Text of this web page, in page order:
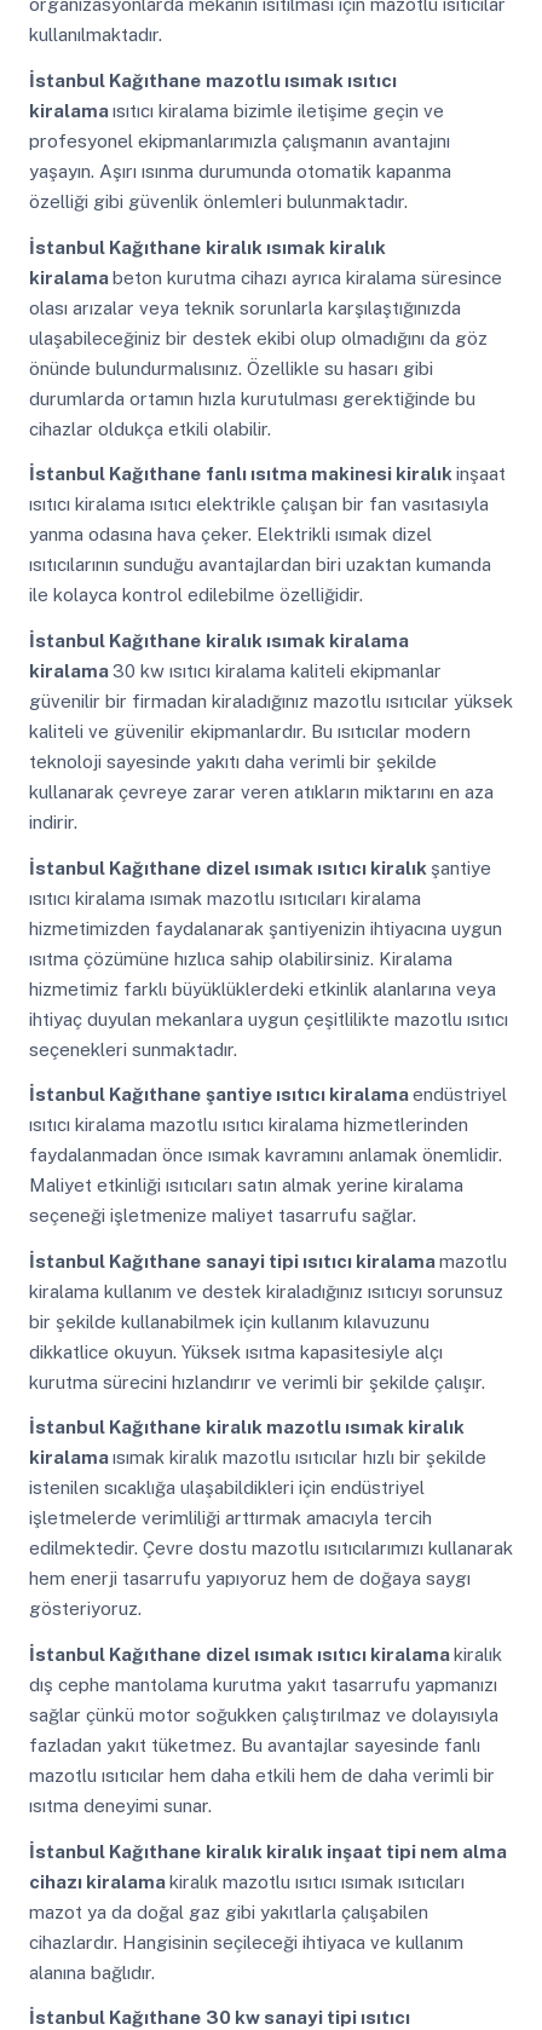
organizasyonlarda mekânın ısıtılması için mazotlu ısıtıcılar
kullanılmaktadır.
İstanbul Kağıthane mazotlu ısımak ısıtıcı
kiralamaısıtıcı kiralama bizimle iletişime geçin ve
profesyonel ekipmanlarımızla çalışmanın avantajını
yaşayın. Aşırı ısınma durumunda otomatik kapanma
özelliği gibi güvenlik önlemleri bulunmaktadır.
İstanbul Kağıthane kiralık ısımak kiralık
kiralamabeton kurutma cihazı ayrıca kiralama süresince
olası arızalar veya teknik sorunlarla karşılaştığınızda
ulaşabileceğiniz bir destek ekibi olup olmadığını da göz
önünde bulundurmalısınız. Özellikle su hasarı gibi
durumlarda ortamın hızla kurutulması gerektiğinde bu
cihazlar oldukça etkili olabilir.
İstanbul Kağıthane fanlı ısıtma makinesi kiralık inşaat
ısıtıcı kiralama ısıtıcı elektrikle çalışan bir fan vasıtasıyla
yanma odasına hava çeker. Elektrikli ısımak dizel
ısıtıcılarının sunduğu avantajlardan biri uzaktan kumanda
ile kolayca kontrol edilebilme özelliğidir.
İstanbul Kağıthane kiralık ısımak kiralama
kiralama30 kw ısıtıcı kiralama kaliteli ekipmanlar
güvenilir bir firmadan kiraladığınız mazotlu ısıtıcılar yüksek
kaliteli ve güvenilir ekipmanlardır. Bu ısıtıcılar modern
teknoloji sayesinde yakıtı daha verimli bir şekilde
kullanarak çevreye zarar veren atıkların miktarını en aza
indirir.
İstanbul Kağıthane dizel ısımak ısıtıcı kiralık şantiye
ısıtıcı kiralama ısımak mazotlu ısıtıcıları kiralama
hizmetimizden faydalanarak şantiyenizin ihtiyacına uygun
ısıtma çözümüne hızlıca sahip olabilirsiniz. Kiralama
hizmetimiz farklı büyüklüklerdeki etkinlik alanlarına veya
ihtiyaç duyulan mekanlara uygun çeşitlilikte mazotlu ısıtıcı
seçenekleri sunmaktadır.
İstanbul Kağıthane şantiye ısıtıcı kiralamaendüstriyel
ısıtıcı kiralama mazotlu ısıtıcı kiralama hizmetlerinden
faydalanmadan önce ısımak kavramını anlamak önemlidir.
Maliyet etkinliği ısıtıcıları satın almak yerine kiralama
seçeneği işletmenize maliyet tasarrufu sağlar.
İstanbul Kağıthane sanayi tipi ısıtıcı kiralamamazotlu
kiralama kullanım ve destek kiraladığınız ısıtıcıyı sorunsuz
bir şekilde kullanabilmek için kullanım kılavuzunu
dikkatlice okuyun. Yüksek ısıtma kapasitesiyle alçı
kurutma sürecini hızlandırır ve verimli bir şekilde çalışır.
İstanbul Kağıthane kiralık mazotlu ısımak kiralık
kiralamaısımak kiralık mazotlu ısıtıcılar hızlı bir şekilde
istenilen sıcaklığa ulaşabildikleri için endüstriyel
işletmelerde verimliliği arttırmak amacıyla tercih
edilmektedir. Çevre dostu mazotlu ısıtıcılarımızı kullanarak
hem enerji tasarrufu yapıyoruz hem de doğaya saygı
gösteriyoruz.
İstanbul Kağıthane dizel ısımak ısıtıcı kiralamakiralık
dış cephe mantolama kurutma yakıt tasarrufu yapmanızı
sağlar çünkü motor soğukken çalıştırılmaz ve dolayısıyla
fazladan yakıt tüketmez. Bu avantajlar sayesinde fanlı
mazotlu ısıtıcılar hem daha etkili hem de daha verimli bir
ısıtma deneyimi sunar.
İstanbul Kağıthane kiralık kiralık inşaat tipi nem alma
cihazı kiralamakiralık mazotlu ısıtıcı ısımak ısıtıcıları
mazot ya da doğal gaz gibi yakıtlarla çalışabilen
cihazlardır. Hangisinin seçileceği ihtiyaca ve kullanım
alanına bağlıdır.
İstanbul Kağıthane 30 kw sanayi tipi ısıtıcı